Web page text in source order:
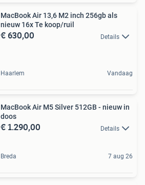
MacBook Air 13,6 M2 inch 256gb als
nieuw 16x Te koop/ruil
€ 630,00 Details
Haarlem Vandaag
MacBook Air M5 Silver 512GB - nieuw in
doos
€ 1.290,00 Details
Breda 7 aug 26